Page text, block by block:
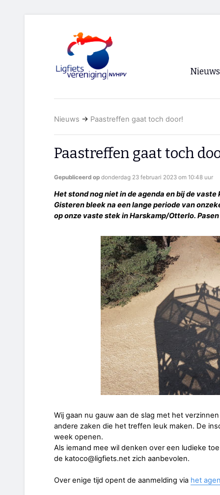
Nieuws
RSS
Nieuws → Paastreffen gaat toch door!
Paastreffen gaat toch
Gepubliceerd op donderdag 23 februari 2023 om 10:48 uur
Het stond nog niet in de agenda en bij de
Gisteren bleek na een lange periode van
op onze vaste stek in Harskamp/Otterlo.
Wij gaan nu gauw aan de slag met het
andere zaken die het treffen leuk maken. De
week openen.
Als iemand mee wil denken over een ludieke
de katoco@ligfiets.net zich aanbevolen.
Over enige tijd opent de aanmelding via het